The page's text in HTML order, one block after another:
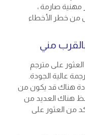
مهنية صارمة ،
من خطر الأخطاء
مني
على مترجم
عالية الجودة.
هناك قد يكون من
هناك العديد من
من العثور على